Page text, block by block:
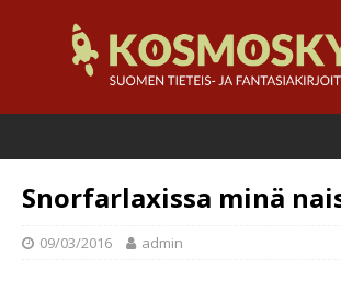
Snorfarlaxissa minä
09/03/2016 admin